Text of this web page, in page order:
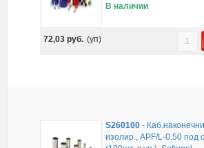
В наличии
72,03руб. (уп)
S260100 -
изолир., APF/L-0,50 под